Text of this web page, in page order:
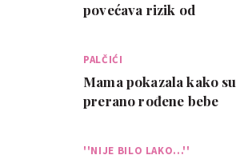
povećava rizik od
PALČIĆI
Mama pokazala kako su
prerano rođene bebe
''NIJE BILO LAKO...''